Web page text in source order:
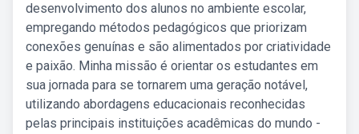
desenvolvimento dos alunos no ambiente escolar,
empregando métodos pedagógicos que priorizam
conexões genuínas e são alimentados por criatividade
e paixão. Minha missão é orientar os estudantes em
sua jornada para se tornarem uma geração notável,
utilizando abordagens educacionais reconhecidas
pelas principais instituições acadêmicas do mundo -